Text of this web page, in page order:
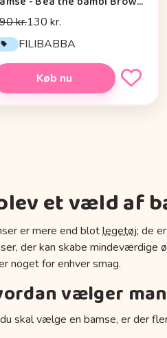
kr.130 kr.
FILIBABBA
Køb nu
et væld af
er mere end blotlegetøj; de
der kan skabe mindeværdige
noget for enhver smag.
vælger
skal vælge en bamse, er der